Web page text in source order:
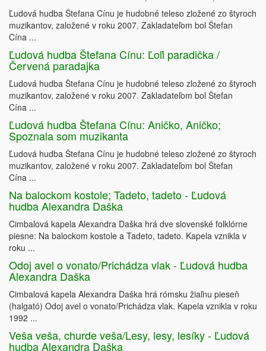
Ľudová hudba Štefana Cínu je hudobné teleso zložené zo štyroch
muzikantov, založené v roku 2007. Zakladateľom bol Štefan
Cína ...
Ľudová hudba Štefana Cínu: Ľoľi paradička /
Červená paradajka
Ľudová hudba Štefana Cínu je hudobné teleso zložené zo štyroch
muzikantov, založené v roku 2007. Zakladateľom bol Štefan
Cína ...
Ľudová hudba Štefana Cínu: Aničko, Aničko;
Spoznala som muzikanta
Ľudová hudba Štefana Cínu je hudobné teleso zložené zo štyroch
muzikantov, založené v roku 2007. Zakladateľom bol Štefan
Cína ...
Na balockom kostole; Tadeto, tadeto - Ľudová
hudba Alexandra Daška
Cimbalová kapela Alexandra Daška hrá dve slovenské folklórne
piesne: Na balockom kostole a Tadeto, tadeto. Kapela vznikla v
roku ...
Odoj avel o vonato/Prichádza vlak - Ľudová hudba
Alexandra Daška
Cimbalová kapela Alexandra Daška hrá rómsku žiaľnu pieseň
(halgató) Odoj avel o vonato/Prichádza vlak. Kapela vznikla v roku
1992 ...
Veša veša, churde veša/Lesy, lesy, lesíky - Ľudová
hudba Alexandra Daška